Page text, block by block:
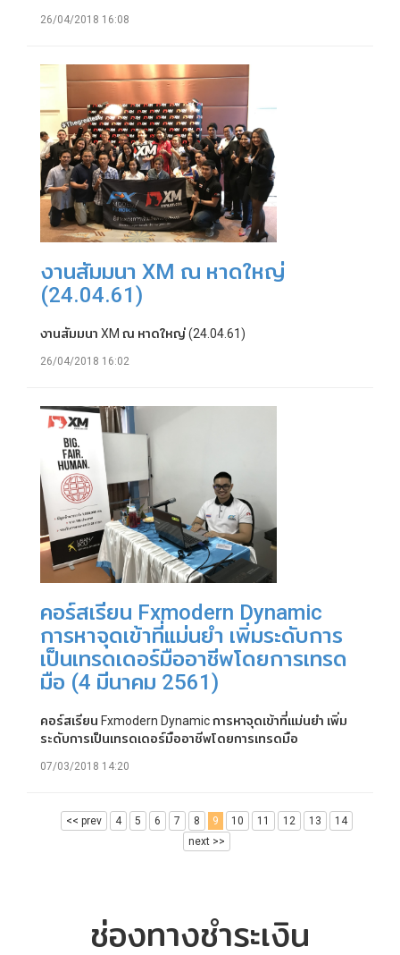
26/04/2018 16:08
งานสัมมนา XM ณ หาดใหญ่
(24.04.61)
งานสัมมนา XM ณ หาดใหญ่ (24.04.61)
26/04/2018 16:02
คอร์สเรียน Fxmodern Dynamic
การหาจุดเข้าที่แม่นยำ เพิ่มระดับการ
เป็นเทรดเดอร์มืออาชีพโดยการเทรด
มือ (4 มีนาคม 2561)
คอร์สเรียน Fxmodern Dynamic การหาจุดเข้าที่แม่นยำ เพิ่ม
ระดับการเป็นเทรดเดอร์มืออาชีพโดยการเทรดมือ
07/03/2018 14:20
<< prev 4 5 6 7 8 9 10 11 12 13
14
next >>
ช่องทางชำระเงิน